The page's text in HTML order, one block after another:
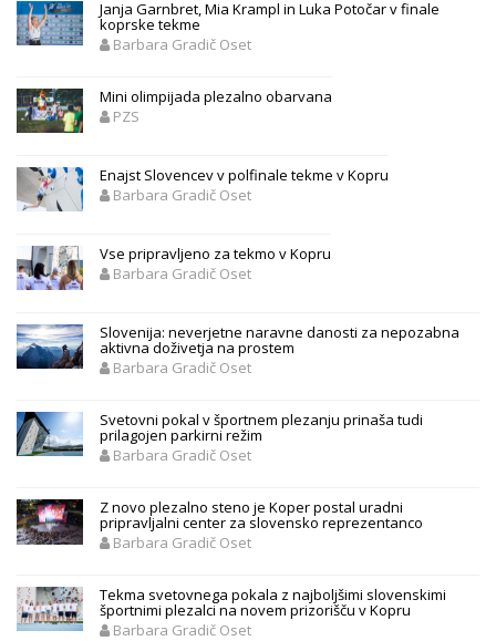
Janja Garnbret, Mia Krampl in Luka Potočar v finale
koprske tekme
Barbara Gradič Oset
Mini olimpijada plezalno obarvana
PZS
Enajst Slovencev v polfinale tekme v Kopru
Barbara Gradič Oset
Vse pripravljeno za tekmo v Kopru
Barbara Gradič Oset
Slovenija: neverjetne naravne danosti za nepozabna
aktivna doživetja na prostem
Barbara Gradič Oset
Svetovni pokal v športnem plezanju prinaša tudi
prilagojen parkirni režim
Barbara Gradič Oset
Z novo plezalno steno je Koper postal uradni
pripravljalni center za slovensko reprezentanco
Barbara Gradič Oset
Tekma svetovnega pokala z najboljšimi slovenskimi
športnimi plezalci na novem prizorišču v Kopru
Barbara Gradič Oset